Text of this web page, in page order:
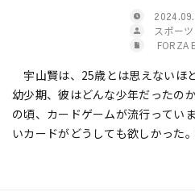
スポー
FORZA
宇山賢は、25歳とは思えないほ
幼少期、彼はどんな少年だったの
の頃、カードゲームが流行ってい
いカードがどうしても欲しかった